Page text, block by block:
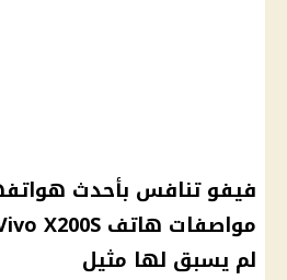
فيفو تنافس بأحدث
لم يسبق لها مثيل